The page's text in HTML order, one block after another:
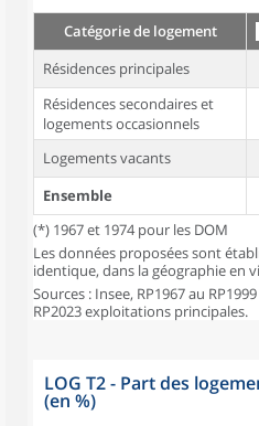
Catégorie de logement
Résidences principales
Résidences secondaires et
logements occasionnels
Logements vacants
Ensemble
(*) 1967 et 1974 pour les DOM
Les données proposées sont
identique, dans la géographie en
Sources : Insee, RP1967 au
RP2023 exploitations principales.
LOG T2 - Part des
(en %)